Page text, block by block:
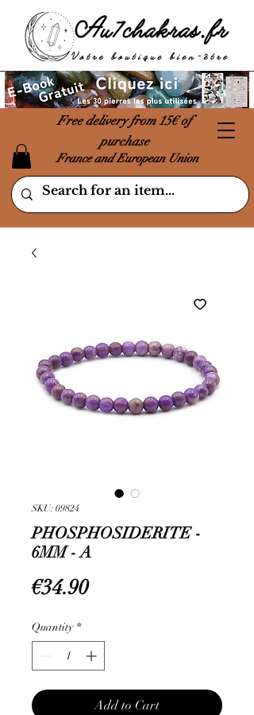
Free delivery from 15€ of
purchase
France and European Union
SKU: 09824
PHOSPHOSIDERITE -
6MM - A
€34.90Price
Quantity *
Add to Cart